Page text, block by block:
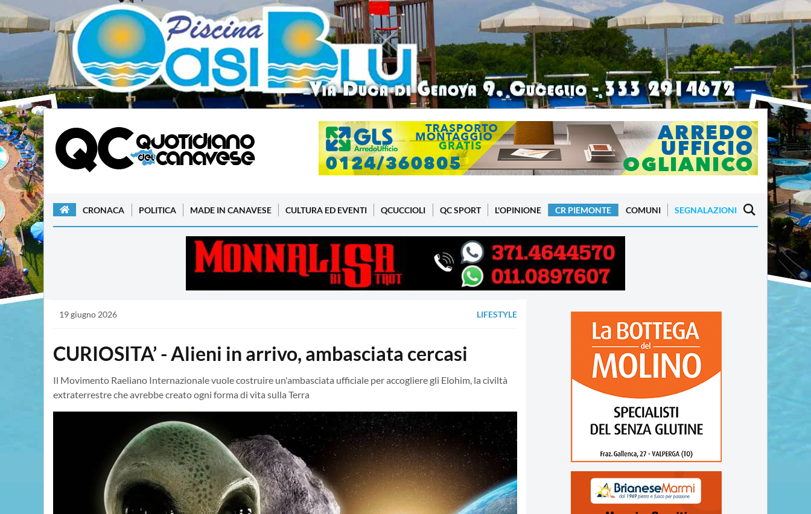
CRONACA POLITICA MADE IN CANAVESE CULTURA ED EVENTI QCUCCIOLI QC SPORT L'OPINIONE CR PIEMONTE COMUNI SEGNALAZIONI
19 giugno 2026 LIFESTYLE
CURIOSITA’ - Alieni in arrivo, ambasciata cercasi
Il Movimento Raeliano Internazionale vuole costruire un'ambasciata ufficiale per accogliere gli Elohim, la civiltà
extraterrestre che avrebbe creato ogni forma di vita sulla Terra